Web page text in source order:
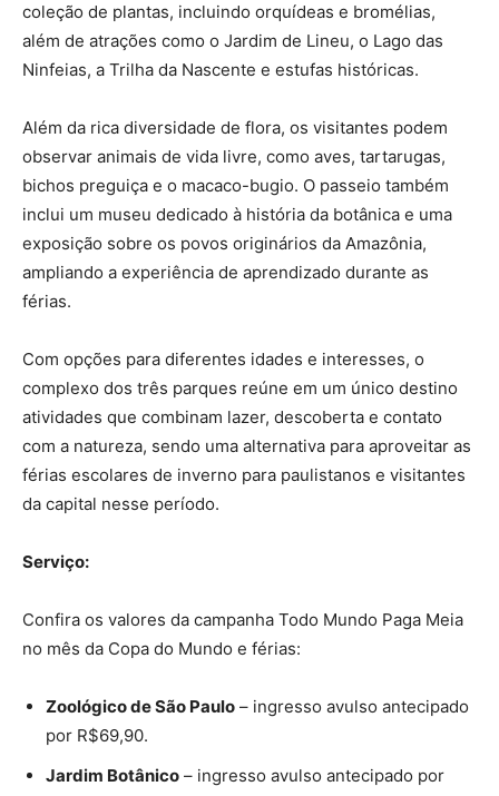
coleção de plantas, incluindo orquídeas e bromélias,
além de atrações como o Jardim de Lineu, o Lago das
Ninfeias, a Trilha da Nascente e estufas históricas.
Além da rica diversidade de flora, os visitantes podem
observar animais de vida livre, como aves, tartarugas,
bichos preguiça e o macaco-bugio. O passeio também
inclui um museu dedicado à história da botânica e uma
exposição sobre os povos originários da Amazônia,
ampliando a experiência de aprendizado durante as
férias.
Com opções para diferentes idades e interesses, o
complexo dos três parques reúne em um único destino
atividades que combinam lazer, descoberta e contato
com a natureza, sendo uma alternativa para aproveitar as
férias escolares de inverno para paulistanos e visitantes
da capital nesse período.
Serviço:
Confira os valores da campanha Todo Mundo Paga Meia
no mês da Copa do Mundo e férias:
Zoológico de São Paulo – ingresso avulso antecipado
por R$69,90.
Jardim Botânico – ingresso avulso antecipado por